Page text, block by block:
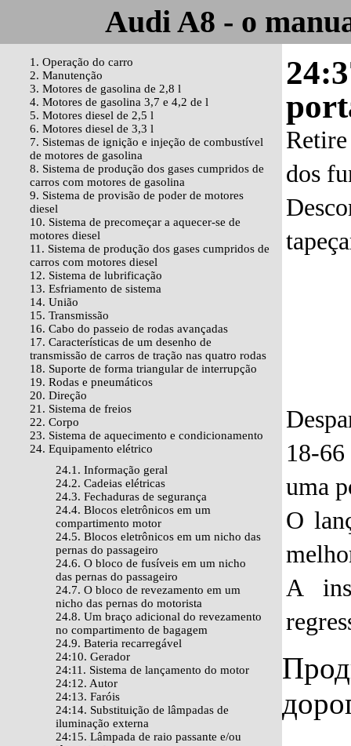
Audi A8 - o
1. Operação do carro
2. Manutenção
3. Motores de gasolina de 2,8 l
4. Motores de gasolina 3,7 e 4,2 de l
5. Motores diesel de 2,5 l
6. Motores diesel de 3,3 l
7. Sistemas de ignição e injeção de combustível
de motores de gasolina
8. Sistema de produção dos gases cumpridos de
carros com motores de gasolina
9. Sistema de provisão de poder de motores
diesel
10. Sistema de precomeçar a aquecer-se de
motores diesel
11. Sistema de produção dos gases cumpridos de
carros com motores diesel
12. Sistema de lubrificação
13. Esfriamento de sistema
14. União
15. Transmissão
16. Cabo do passeio de rodas avançadas
17. Características de um desenho de
transmissão de carros de tração nas quatro rodas
18. Suporte de forma triangular de interrupção
19. Rodas e pneumáticos
20. Direção
21. Sistema de freios
22. Corpo
23. Sistema de aquecimento e condicionamento
24. Equipamento elétrico
24.1. Informação geral
24.2. Cadeias elétricas
24.3. Fechaduras de segurança
24.4. Blocos eletrônicos em um
compartimento motor
24.5. Blocos eletrônicos em um nicho das
pernas do passageiro
24.6. O bloco de fusíveis em um nicho
das pernas do passageiro
24.7. O bloco de revezamento em um
nicho das pernas do motorista
24.8. Um braço adicional do revezamento
no compartimento de bagagem
24.9. Bateria recarregável
24:10. Gerador
24:11. Sistema de lançamento do motor
24:12. Autor
24:13. Faróis
24:14. Substituição de lâmpadas de
iluminação externa
24:15. Lâmpada de raio passante e/ou
dos
18-
uma
O
A